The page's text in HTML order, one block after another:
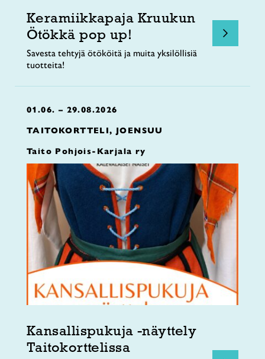
Keramiikkapaja Kruukun
Ötökkä pop up!
Savesta tehtyjä ötököitä ja muita yksilöllisiä
tuotteita!
01.06. – 29.08.2026
TAITOKORTTELI, JOENSUU
Taito Pohjois-Karjala ry
Kansallispukuja -näyttely
Taitokorttelissa